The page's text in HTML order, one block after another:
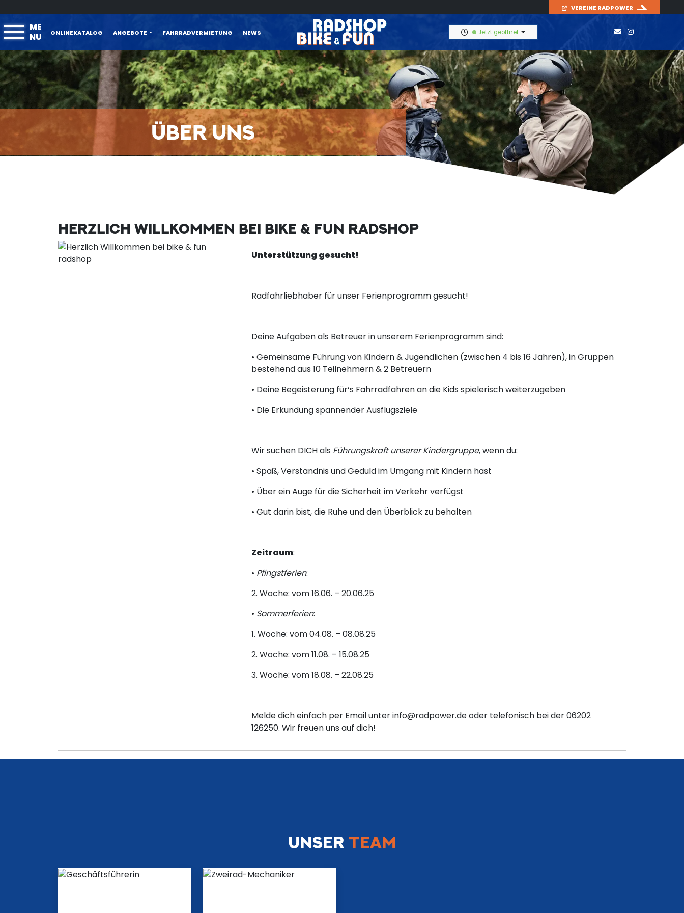
VEREINE RADPOWER
ME
NU
ONLINEKATALOG ANGEBOTE FAHRRADVERMIETUNG NEWS Jetzt geöffnet
ÜBER UNS
HERZLICH WILLKOMMEN BEI BIKE & FUN RADSHOP
Unterstützung gesucht!
Radfahrliebhaber für unser Ferienprogramm gesucht!
Deine Aufgaben als Betreuer in unserem Ferienprogramm sind:
• Gemeinsame Führung von Kindern & Jugendlichen (zwischen 4 bis 16 Jahren), in Gruppen
bestehend aus 10 Teilnehmern & 2 Betreuern
• Deine Begeisterung für‘s Fahrradfahren an die Kids spielerisch weiterzugeben
• Die Erkundung spannender Ausflugsziele
Wir suchen DICH als Führungskraft unserer Kindergruppe, wenn du:
• Spaß, Verständnis und Geduld im Umgang mit Kindern hast
• Über ein Auge für die Sicherheit im Verkehr verfügst
• Gut darin bist, die Ruhe und den Überblick zu behalten
Zeitraum:
• Pfingstferien:
2. Woche: vom 16.06. – 20.06.25
• Sommerferien:
1. Woche: vom 04.08. – 08.08.25
2. Woche: vom 11.08. – 15.08.25
3. Woche: vom 18.08. – 22.08.25
Melde dich einfach per Email unterinfo@radpower.deoder telefonisch bei der06202
126250. Wir freuen uns auf dich!
UNSER TEAM